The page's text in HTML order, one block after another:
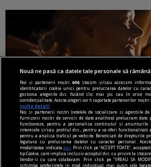
dilematograf
La contactul cu pielea
Nouă ne pasă ca datele tale personale să
Noi și partenerii noștri606 stocăm și/sau accesăm
identificatorii cookie unici pentru prelucrarea datelor cu
gestiona alegerile dvs. făcând clic mai jos sau în orice
confidențialitate. Aceste alegeri vor fi raportate partenerilor noștri
multe detalii
Noi si partenerii nostri (retelele de socializare si agentiile
furnizorii nostri de servicii de date analitice) prelucram date
functioneze, pentru a personaliza continutul si anunturile
interesele si/sau profilul dvs., pentru a va oferi functionalitati
pentru a analiza traficul pe website. Beneficiati de drepturile
legatura cu prelucrarea datelor cu caracter personal.
modalitatea indicataaici
. Prin click pe “ACCEPT TOATE”,
tip Cookie, care implica inclusiv acceptul dvs. cu privire la
Vendor-ii cu care colaboram. Prin click pe “VREAU SA
schimba preferintele in mod individual, mai putin cele legate